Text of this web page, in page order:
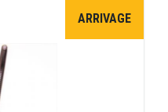
ARRIVAGE